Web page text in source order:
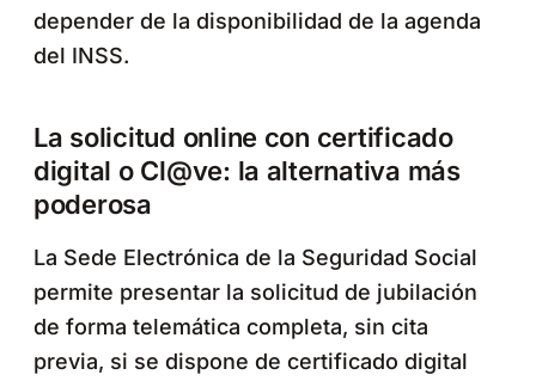
depender de la disponibilidad de la agenda
del INSS.
La solicitud online con certificado
digital o Cl@ve: la alternativa más
poderosa
La Sede Electrónica de la Seguridad Social
permite presentar la solicitud de jubilación
de forma telemática completa, sin cita
previa, si se dispone de certificado digital